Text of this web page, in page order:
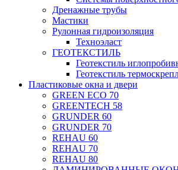
Дренажные трубы
Мастики
Рулонная гидроизоляция
Техноэласт
ГЕОТЕКСТИЛЬ
Геотекстиль
Геотекстиль
Пластиковые окна и двери
GREEN ECO 70
GREENTECH 58
GRUNDER 60
GRUNDER 70
REHAU 60
REHAU 70
REHAU 80